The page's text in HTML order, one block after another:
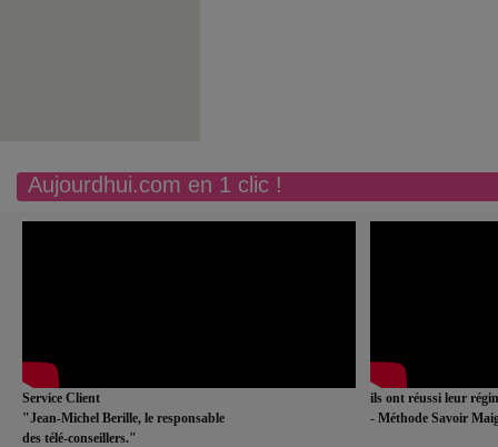
Aujourdhui.com en 1 clic !
Service Client
"Jean-Michel Berille, le responsable
des télé-conseillers."
ils ont réussi leur
- Méthode Savoir